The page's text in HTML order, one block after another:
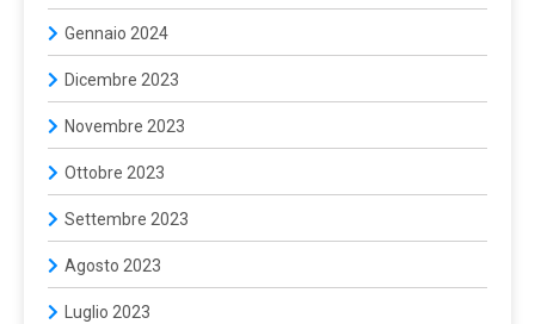
Gennaio 2024
Dicembre 2023
Novembre 2023
Ottobre 2023
Settembre 2023
Agosto 2023
Luglio 2023